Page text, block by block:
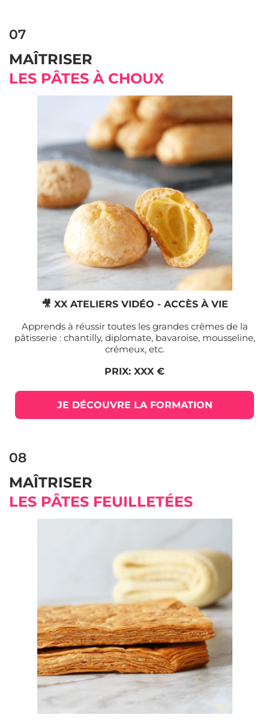
07
MAÎTRISER
LES PÂTES À CHOUX
🎥 XX ATELIERS VIDÉO - ACCÈS À VIE
Apprends à réussir toutes les grandes crèmes de la
pâtisserie : chantilly, diplomate, bavaroise, mousseline,
crémeux, etc.
PRIX: XXX €
JE DÉCOUVRE LA FORMATION
08
MAÎTRISER
LES PÂTES FEUILLETÉES